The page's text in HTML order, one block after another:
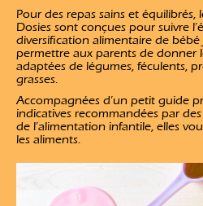
Pour des repas sains et équilibrés,
Dosies sont conçues pour suivre
diversification alimentaire de
permettre aux parents de donner
adaptées de légumes, féculents,
grasses.
Accompagnées d’un petit guide
indicatives recommandées par
de l’alimentation infantile, elles
les aliments.